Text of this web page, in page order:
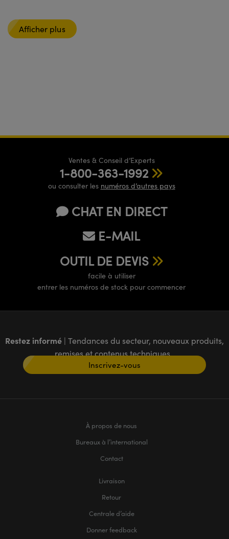
Afficher plus
Ventes & Conseil d’Experts
1-800-363-1992
ou consulter les numéros d’autres pays
CHAT EN DIRECT
E-MAIL
OUTIL DE DEVIS
facile à utiliser
entrer les numéros de stock pour commencer
Restez informé | Tendances du secteur, nouveaux produits,
remises et contenus techniques
Inscrivez-vous
À propos de nous
Bureaux à l’international
Contact
Livraison
Retour
Centrale d’aide
Donner feedback